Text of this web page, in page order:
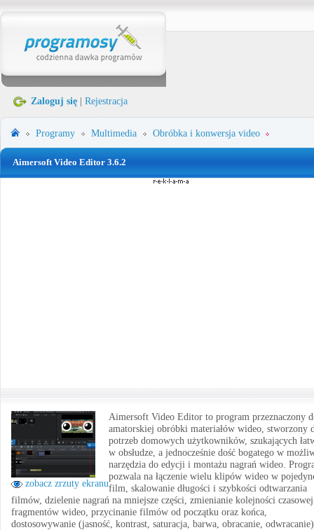
Zaloguj się Rejestracja
Programy Multimedia Obróbka i konwersja video
Aimersoft Video Editor 3.6.2
zobacz zrzuty ekranu
Aimersoft Video Editor to program przeznaczony
amatorskiej obróbki materiałów wideo, stworzony
potrzeb domowych użytkowników, szukających
w obsłudze, a jednocześnie dość bogatego w
narzędzia do edycji i montażu nagrań wideo.
pozwala na łączenie wielu klipów wideo w
film, skalowanie długości i szybkości odtwarzania
filmów, dzielenie nagrań na mniejsze części, zmienianie kolejności czasowej
fragmentów wideo, przycinanie filmów od początku oraz końca,
dostosowywanie (jasność, kontrast, saturacja, barwa, obracanie,